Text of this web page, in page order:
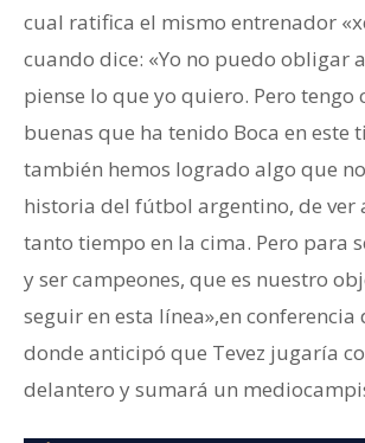
cual ratifica el mismo entrenador
cuando dice: «Yo no puedo obligar
piense lo que yo quiero. Pero tengo
buenas que ha tenido Boca en este
también hemos logrado algo que
historia del fútbol argentino, de ver
tanto tiempo en la cima. Pero para
y ser campeones, que es nuestro
seguir en esta línea»,en conferencia
donde anticipó que Tevez jugaría
delantero y sumará un